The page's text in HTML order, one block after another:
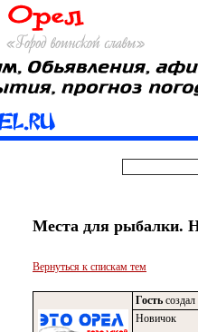
Места для рыбалки.
Вернуться к спискам тем
Гость
Новичок